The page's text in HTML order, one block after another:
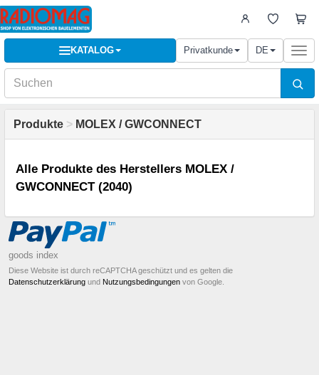
KATALOG Privatkunde DE
Produkte > MOLEX / GWCONNECT
Alle Produkte des Herstellers MOLEX /
GWCONNECT (2040)
goods index
Diese Website ist durch reCAPTCHA geschützt und es gelten die
Datenschutzerklärung und Nutzungsbedingungen von Google.